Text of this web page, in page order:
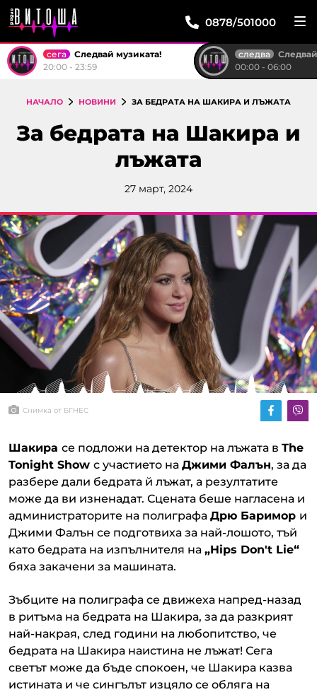
0878/501000
сега
Следвай музиката!
20:00 - 23:59
следва
Следвай
00:00 - 06:00
НАЧАЛО НОВИНИ ЗА БЕДРАТА НА ШАКИРА И ЛЪЖАТА
За бедрата на Шакира и
лъжата
27 март, 2024
Снимка от БГНЕС
Шакира се подложи на детектор на лъжата в The
Tonight Show с участието на Джими Фалън, за да
разбере дали бедрата й лъжат, а резултатите
може да ви изненадат. Сцената беше нагласена и
администраторите на полиграфа Дрю Баримор и
Джими Фалън се подготвиха за най-лошото, тъй
като бедрата на изпълнителя на „Hips Don't Lie“
бяха закачени за машината.
Зъбците на полиграфа се движеха напред-назад
в ритъма на бедрата на Шакира, за да разкрият
най-накрая, след години на любопитство, че
бедрата на Шакира наистина не лъжат! Сега
светът може да бъде спокоен, че Шакира казва
истината и че сингълът изцяло се обляга на